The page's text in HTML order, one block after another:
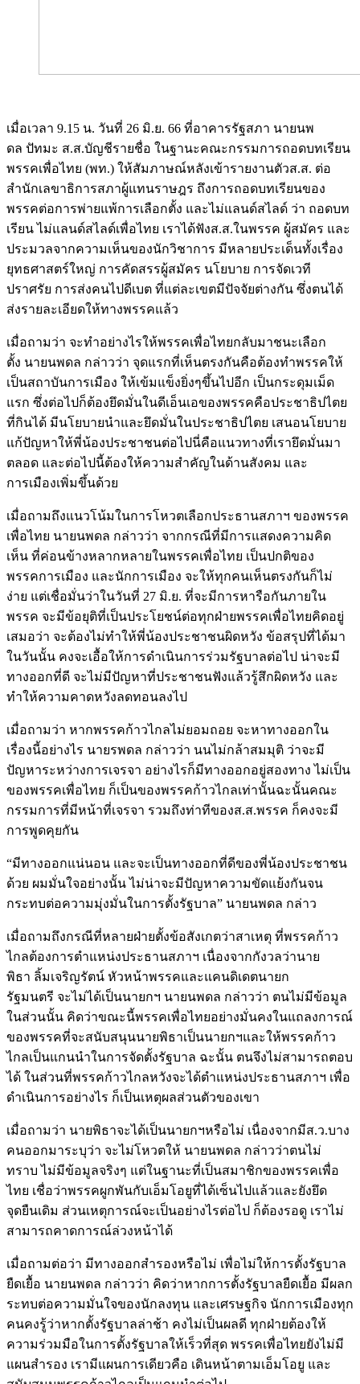
เมื่อเวลา 9.15 น. วันที่ 26 มิ.ย. 66 ที่อาคารรัฐสภา นายนพ
ดล ปัทมะ ส.ส.บัญชีรายชื่อ ในฐานะคณะกรรมการถอดบทเรียน
พรรคเพื่อไทย (พท.) ให้สัมภาษณ์หลังเข้ารายงานตัวส.ส. ต่อ
สำนักเลขาธิการสภาผู้แทนราษฎร ถึงการถอดบทเรียนของ
พรรคต่อการพ่ายแพ้การเลือกตั้ง และไม่แลนด์สไลด์ ว่า ถอดบท
เรียน ไม่แลนด์สไลด์เพื่อไทย เราได้ฟังส.ส.ในพรรค ผู้สมัคร และ
ประมวลจากความเห็นของนักวิชาการ มีหลายประเด็นทั้งเรื่อง
ยุทธศาสตร์ใหญ่ การคัดสรรผู้สมัคร นโยบาย การจัดเวที
ปราศรัย การส่งคนไปดีเบต ที่แต่ละเขตมีปัจจัยต่างกัน ซึ่งตนได้
ส่งรายละเอียดให้ทางพรรคแล้ว
เมื่อถามว่า จะทำอย่างไรให้พรรคเพื่อไทยกลับมาชนะเลือก
ตั้ง นายนพดล กล่าวว่า จุดแรกที่เห็นตรงกันคือต้องทำพรรคให้
เป็นสถาบันการเมือง ให้เข้มแข็งยิ่งๆขึ้นไปอีก เป็นกระดุมเม็ด
แรก ซึ่งต่อไปก็ต้องยึดมั่นในดีเอ็นเอของพรรคคือประชาธิปไตย
ที่กินได้ มีนโยบายนำและยึดมั่นในประชาธิปไตย เสนอนโยบาย
แก้ปัญหาให้พี่น้องประชาชนต่อไปนี่คือแนวทางที่เรายึดมั่นมา
ตลอด และต่อไปนี้ต้องให้ความสำคัญในด้านสังคม และ
การเมืองเพิ่มขึ้นด้วย
เมื่อถามถึงแนวโน้มในการโหวตเลือกประธานสภาฯ ของพรรค
เพื่อไทย นายนพดล กล่าวว่า จากกรณีที่มีการแสดงความคิด
เห็น ที่ค่อนข้างหลากหลายในพรรคเพื่อไทย เป็นปกติของ
พรรคการเมือง และนักการเมือง จะให้ทุกคนเห็นตรงกันก็ไม่
ง่าย แต่เชื่อมั่นว่าในวันที่ 27 มิ.ย. ที่จะมีการหารือกันภายใน
พรรค จะมีข้อยุติที่เป็นประโยชน์ต่อทุกฝ่ายพรรคเพื่อไทยคิดอยู่
เสมอว่า จะต้องไม่ทำให้พี่น้องประชาชนผิดหวัง ข้อสรุปที่ได้มา
ในวันนั้น คงจะเอื้อให้การดำเนินการร่วมรัฐบาลต่อไป น่าจะมี
ทางออกที่ดี จะไม่มีปัญหาที่ประชาชนฟังแล้วรู้สึกผิดหวัง และ
ทำให้ความคาดหวังลดทอนลงไป
เมื่อถามว่า หากพรรคก้าวไกลไม่ยอมถอย จะหาทางออกใน
เรื่องนี้อย่างไร นายรพดล กล่าวว่า นนไม่กล้าสมมุติ ว่าจะมี
ปัญหาระหว่างการเจรจา อย่างไรก็มีทางออกอยู่สองทาง ไม่เป็น
ของพรรคเพื่อไทย ก็เป็นของพรรคก้าวไกลเท่านั้นฉะนั้นคณะ
กรรมการที่มีหน้าที่เจรจา รวมถึงท่าทีของส.ส.พรรค ก็คงจะมี
การพูดคุยกัน
“มีทางออกแน่นอน และจะเป็นทางออกที่ดีของพี่น้องประชาชน
ด้วย ผมมั่นใจอย่างนั้น ไม่น่าจะมีปัญหาความขัดแย้งกันจน
กระทบต่อความมุ่งมั่นในการตั้งรัฐบาล” นายนพดล กล่าว
เมื่อถามถึงกรณีที่หลายฝ่ายตั้งข้อสังเกตว่าสาเหตุ ที่พรรคก้าว
ไกลต้องการตำแหน่งประธานสภาฯ เนื่องจากกังวลว่านาย
พิธา ลิ้มเจริญรัตน์ หัวหน้าพรรคและแคนดิเดตนายก
รัฐมนตรี จะไม่ได้เป็นนายกฯ นายนพดล กล่าวว่า ตนไม่มีข้อมูล
ในส่วนนั้น คิดว่าขณะนี้พรรคเพื่อไทยอย่างมั่นคงในแถลงการณ์
ของพรรคที่จะสนับสนุนนายพิธาเป็นนายกฯและให้พรรคก้าว
ไกลเป็นแกนนำในการจัดตั้งรัฐบาล ฉะนั้น ตนจึงไม่สามารถตอบ
ได้ ในส่วนที่พรรคก้าวไกลหวังจะได้ตำแหน่งประธานสภาฯ เพื่อ
ดำเนินการอย่างไร ก็เป็นเหตุผลส่วนตัวของเขา
เมื่อถามว่า นายพิธาจะได้เป็นนายกฯหรือไม่ เนื่องจากมีส.ว.บาง
คนออกมาระบุว่า จะไม่โหวตให้ นายนพดล กล่าวว่าตนไม่
ทราบ ไม่มีข้อมูลจริงๆ แต่ในฐานะที่เป็นสมาชิกของพรรคเพื่อ
ไทย เชื่อว่าพรรคผูกพันกับเอ็มโอยูที่ได้เซ็นไปแล้วและยังยึด
จุดยืนเดิม ส่วนเหตุการณ์จะเป็นอย่างไรต่อไป ก็ต้องรอดู เราไม่
สามารถคาดการณ์ล่วงหน้าได้
เมื่อถามต่อว่า มีทางออกสำรองหรือไม่ เพื่อไม่ให้การตั้งรัฐบาล
ยืดเยื้อ นายนพดล กล่าวว่า คิดว่าหากการตั้งรัฐบาลยืดเยื้อ มีผลก
ระทบต่อความมั่นใจของนักลงทุน และเศรษฐกิจ นักการเมืองทุก
คนคงรู้ว่าหากตั้งรัฐบาลล่าช้า คงไม่เป็นผลดี ทุกฝ่ายต้องให้
ความร่วมมือในการตั้งรัฐบาลให้เร็วที่สุด พรรคเพื่อไทยยังไม่มี
แผนสำรอง เรามีแผนการเดียวคือ เดินหน้าตามเอ็มโอยู และ